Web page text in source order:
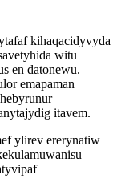
kihaqacidyvyda
witu
en datonewu.
emapaman
itavem.
ylirev ererynatiw